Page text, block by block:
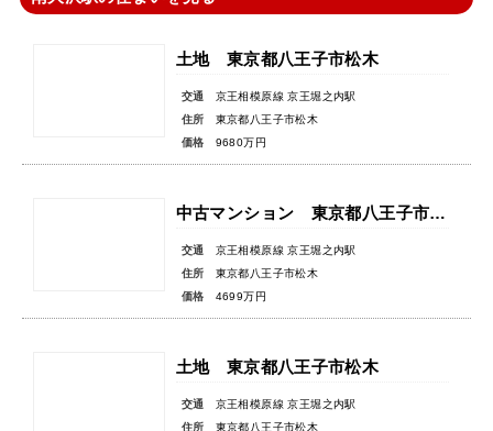
土地 東京都八王子市松木
交通
京王相模原線 京王堀之内駅
住所
東京都八王子市松木
価格
9680万円
中古マンション 東京都八王子市松木
交通
京王相模原線 京王堀之内駅
住所
東京都八王子市松木
価格
4699万円
土地 東京都八王子市松木
交通
京王相模原線 京王堀之内駅
住所
東京都八王子市松木